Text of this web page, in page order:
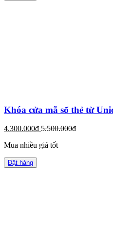
Khóa cửa mã số thẻ từ
4.300.000đ 5.500.000đ
Mua nhiều giá tốt
Đặt hàng